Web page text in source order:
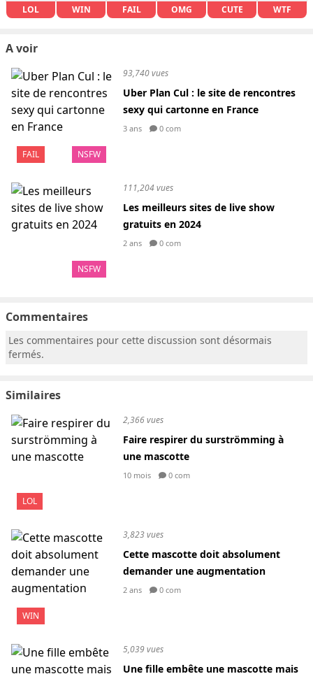
LOL WIN FAIL OMG CUTE WTF
A voir
FAIL NSFW
93,740 vues
Uber Plan Cul : le site de rencontres
sexy qui cartonne en France
3 ans 0 com
NSFW
111,204 vues
Les meilleurs sites de live show
gratuits en 2024
2 ans 0 com
Commentaires
Les commentaires pour cette discussion sont désormais
fermés.
Similaires
LOL
2,366 vues
Faire respirer du surströmming à
une mascotte
10 mois 0 com
WIN
3,823 vues
Cette mascotte doit absolument
demander une augmentation
2 ans 0 com
5,039 vues
Une fille embête une mascotte mais